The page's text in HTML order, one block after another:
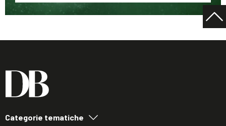
Categorie tematiche